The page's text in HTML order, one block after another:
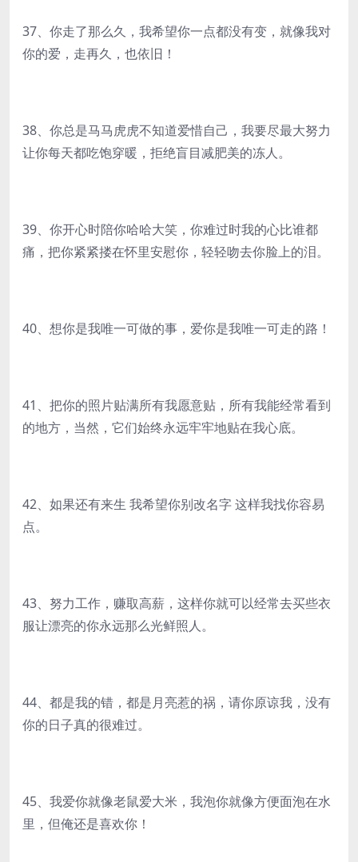
37、你走了那么久，我希望你一点都没有变，就像我对
你的爱，走再久，也依旧！
38、你总是马马虎虎不知道爱惜自己，我要尽最大努力
让你每天都吃饱穿暖，拒绝盲目减肥美的冻人。
39、你开心时陪你哈哈大笑，你难过时我的心比谁都
痛，把你紧紧搂在怀里安慰你，轻轻吻去你脸上的泪。
40、想你是我唯一可做的事，爱你是我唯一可走的路！
41、把你的照片贴满所有我愿意贴，所有我能经常看到
的地方，当然，它们始终永远牢牢地贴在我心底。
42、如果还有来生 我希望你别改名字 这样我找你容易
点。
43、努力工作，赚取高薪，这样你就可以经常去买些衣
服让漂亮的你永远那么光鲜照人。
44、都是我的错，都是月亮惹的祸，请你原谅我，没有
你的日子真的很难过。
45、我爱你就像老鼠爱大米，我泡你就像方便面泡在水
里，但俺还是喜欢你！